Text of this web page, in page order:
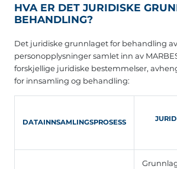
HVA ER DET JURIDISKE
BEHANDLING?
Det juridiske grunnlaget for behandling av
personopplysninger samlet inn av
forskjellige juridiske bestemmelser,
for innsamling og behandling:
DATAINNSAMLINGSPROSESS